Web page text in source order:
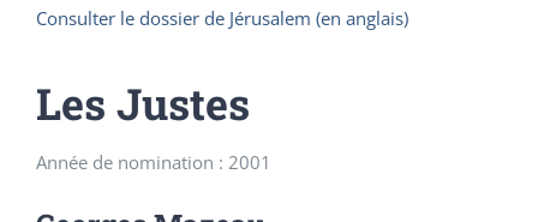
Consulter le dossier de Jérusalem (en anglais)
Les Justes
Année de nomination : 2001